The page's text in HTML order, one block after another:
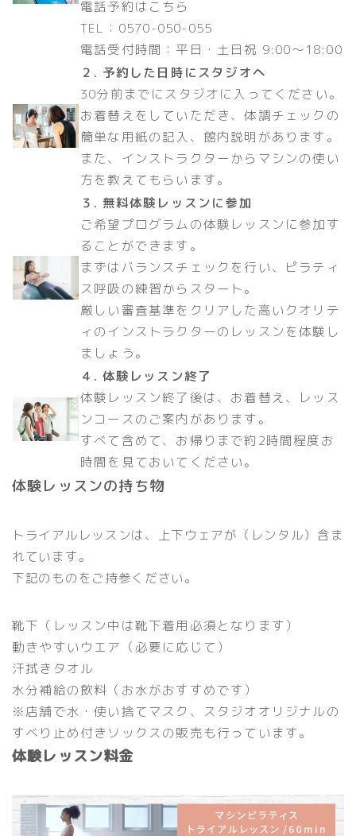
電話予約はこちら
TEL：0570-050-055
電話受付時間：平日・土日祝 9:00〜18:00
２. 予約した日時にスタジオへ
30分前までにスタジオに入ってください。
お着替えをしていただき、体調チェックの
簡単な用紙の記入、館内説明があります。
また、インストラクターからマシンの使い
方を教えてもらいます。
３. 無料体験レッスンに参加
ご希望プログラムの体験レッスンに参加す
ることができます。
まずはバランスチェックを行い、ピラティ
ス呼吸の練習からスタート。
厳しい審査基準をクリアした高いクオリテ
ィのインストラクターのレッスンを体験し
ましょう。
４. 体験レッスン終了
体験レッスン終了後は、お着替え、レッス
ンコースのご案内があります。
すべて含めて、お帰りまで約2時間程度お
時間を見ておいてください。
体験レッスンの持ち物
トライアルレッスンは、上下ウェアが（レンタル）含ま
れています。
下記のものをご持参ください。
靴下（レッスン中は靴下着用必須となります）
動きやすいウエア（必要に応じて）
汗拭きタオル
水分補給の飲料（お水がおすすめです）
※店舗で水・使い捨てマスク、スタジオオリジナルの
すべり止め付きソックスの販売も行っています。
体験レッスン料金